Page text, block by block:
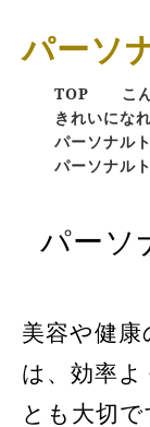
パーソ
TOP
こ
きれいにな
パーソナル
パーソナル
パーソ
美容や健
は、効率
とも大切